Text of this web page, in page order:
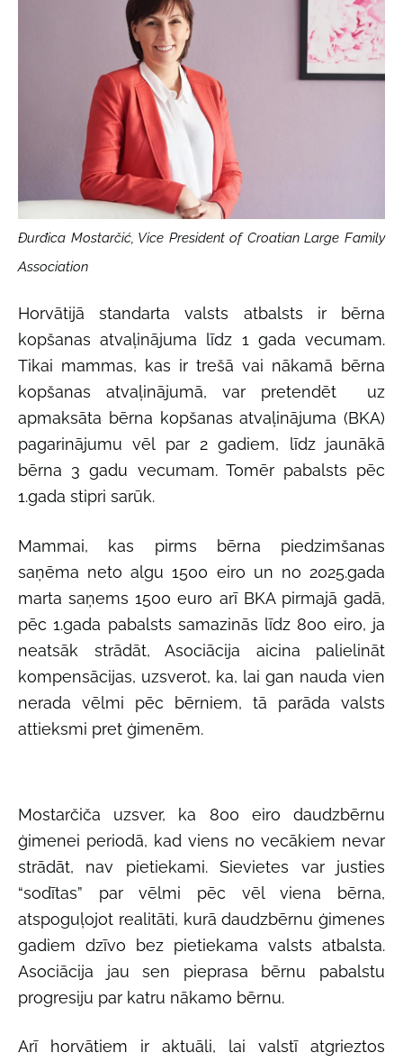
Đurđica Mostarčić, Vice President of Croatian Large Family
Association
Horvātijā standarta valsts atbalsts ir bērna
kopšanas atvaļinājuma līdz 1 gada vecumam.
Tikai mammas, kas ir trešā vai nākamā bērna
kopšanas atvaļinājumā, var pretendēt uz
apmaksāta bērna kopšanas atvaļinājuma (BKA)
pagarinājumu vēl par 2 gadiem, līdz jaunākā
bērna 3 gadu vecumam. Tomēr pabalsts pēc
1.gada stipri sarūk.
Mammai, kas pirms bērna piedzimšanas
saņēma neto algu 1500 eiro un no 2025.gada
marta saņems 1500 euro arī BKA pirmajā gadā,
pēc 1.gada pabalsts samazinās līdz 800 eiro, ja
neatsāk strādāt,
Asociācija aicina palielināt
kompensācijas, uzsverot, ka, lai gan nauda vien
nerada vēlmi pēc bērniem, tā parāda valsts
attieksmi pret ģimenēm.
Mostarčiča uzsver, ka 800 eiro daudzbērnu
ģimenei periodā, kad viens no vecākiem nevar
strādāt, nav pietiekami. Sievietes var justies
“sodītas” par vēlmi pēc vēl viena bērna,
atspoguļojot realitāti, kurā daudzbērnu ģimenes
gadiem dzīvo bez pietiekama valsts atbalsta.
Asociācija jau sen pieprasa bērnu pabalstu
progresiju par katru nākamo bērnu.
Arī horvātiem ir aktuāli, lai valstī atgrieztos